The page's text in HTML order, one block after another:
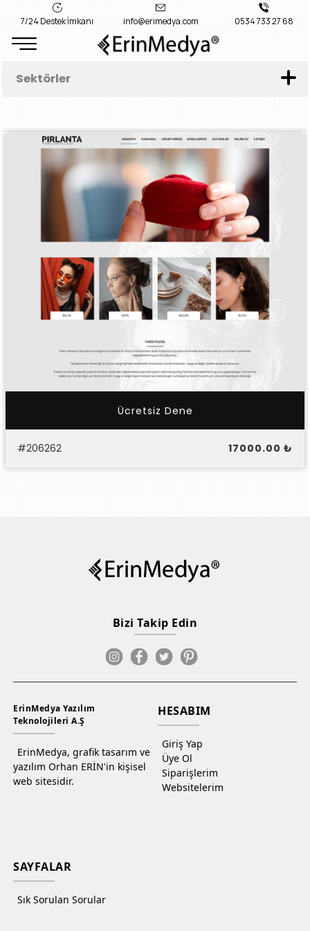
Sektörler
Ücretsiz Dene
#206262 17000.00 ₺
7/24 Destek İmkanı info@erimedya.com 0534 733 27 68
Bizi Takip Edin
ErinMedya Yazılım
Teknolojileri A.Ş
ErinMedya, grafik tasarım ve
yazılım Orhan ERİN'in kişisel
web sitesidir.
HESABIM
Giriş Yap
Üye Ol
Siparişlerim
Websitelerim
SAYFALAR
Sık Sorulan Sorular